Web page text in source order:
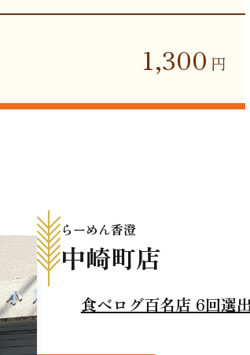
1,300 円
らーめん香澄
中崎町店
食べログ百名店 6回選